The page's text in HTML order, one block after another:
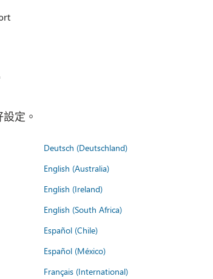
定。
Deutsch (Deutschland)
English (Australia)
English (Ireland)
English (South Africa)
Español (Chile)
Español (México)
Français (International)